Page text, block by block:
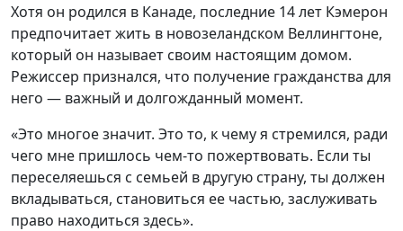
Хотя он родился в Канаде, последние 14 лет Кэмерон
предпочитает жить в новозеландском Веллингтоне,
который он называет своим настоящим домом.
Режиссер признался, что получение гражданства для
него — важный и долгожданный момент.
«Это многое значит. Это то, к чему я стремился, ради
чего мне пришлось чем-то пожертвовать. Если ты
переселяешься с семьей в другую страну, ты должен
вкладываться, становиться ее частью, заслуживать
право находиться здесь».